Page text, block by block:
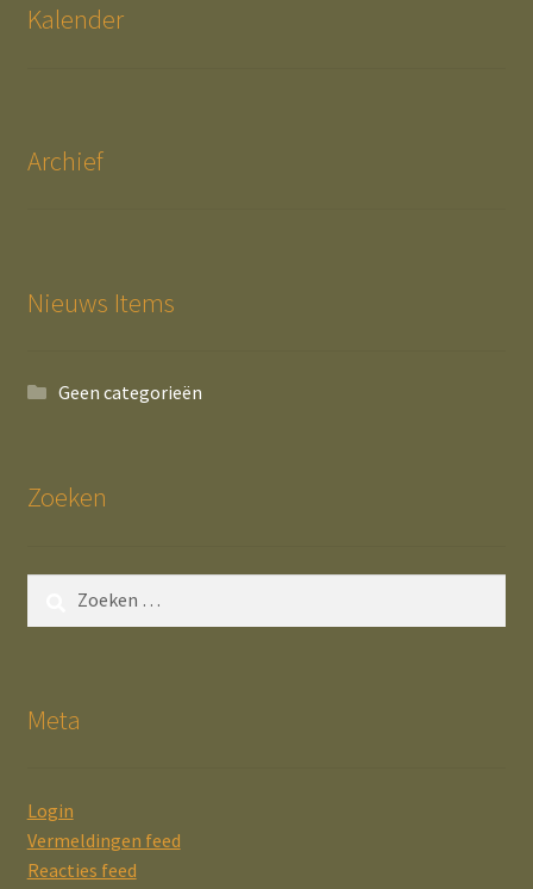
Kalender
Archief
Nieuws Items
Geen categorieën
Zoeken
Meta
Login
Vermeldingen feed
Reacties feed